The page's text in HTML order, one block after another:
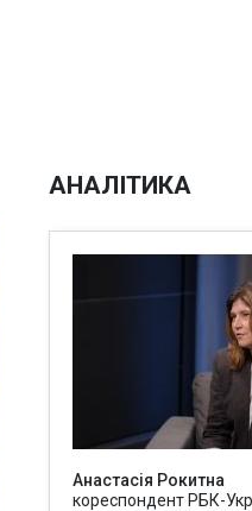
АНАЛІТИКА
Анастасія Рокитна
кореспондент РБК-